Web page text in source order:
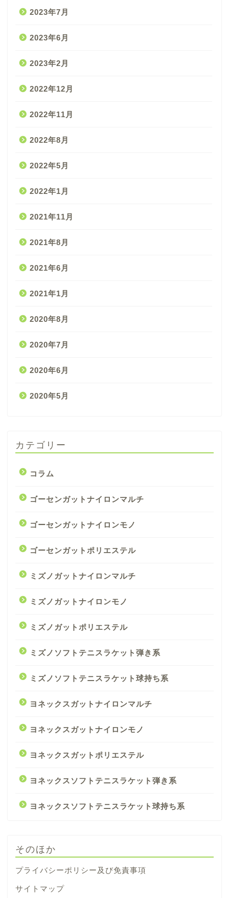
2023年7月
2023年6月
2023年2月
2022年12月
2022年11月
2022年8月
2022年5月
2022年1月
2021年11月
2021年8月
2021年6月
2021年1月
2020年8月
2020年7月
2020年6月
2020年5月
カテゴリー
コラム
ゴーセンガットナイロンマルチ
ゴーセンガットナイロンモノ
ゴーセンガットポリエステル
ミズノガットナイロンマルチ
ミズノガットナイロンモノ
ミズノガットポリエステル
ミズノソフトテニスラケット弾き系
ミズノソフトテニスラケット球持ち系
ヨネックスガットナイロンマルチ
ヨネックスガットナイロンモノ
ヨネックスガットポリエステル
ヨネックスソフトテニスラケット弾き系
ヨネックスソフトテニスラケット球持ち系
そのほか
プライバシーポリシー及び免責事項
サイトマップ